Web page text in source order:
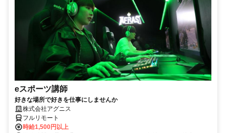
eスポーツ講師
好きな場所で好きを仕事にしませんか
株式会社アグニス
フルリモート
時給1,500円以上